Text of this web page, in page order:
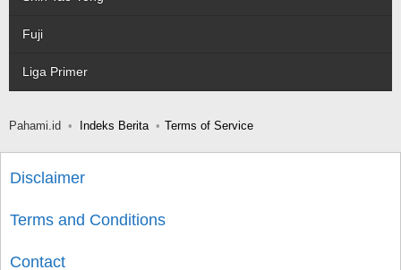
Fuji
Liga Primer
Pahami.id Indeks Berita Terms of Service
Disclaimer
Terms and Conditions
Contact